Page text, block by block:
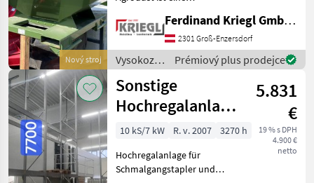
Nový stroj
schnell und einfach Big
Bags zu befüllen. Das
Befüllen der Big Bags kann
sehr schnell umgesetzt
Ferdinand Kriegl GmbH & Co KG
2301 Groß-Enzersdorf
Vysokozdvižné
vozíky a
skladová
technika /
Sonstige
Prémiový plus prodejce
Sonstige
Hochregalanlage
für
Schmalgangstapler
und sonsti
5.831
€
19 % s DPH
4.900 €
netto
10 kS/7 kW R. v. 2007
3270 h
Hochregalanlage für
Schmalgangstapler und